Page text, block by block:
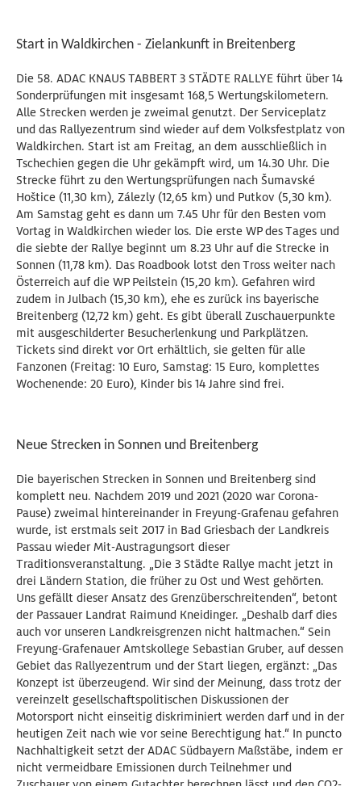
Start in Waldkirchen - Zielankunft in Breitenberg
Die 58. ADAC KNAUS TABBERT 3 STÄDTE RALLYE führt über 14
Sonderprüfungen mit insgesamt 168,5 Wertungskilometern.
Alle Strecken werden je zweimal genutzt. Der Serviceplatz
und das Rallyezentrum sind wieder auf dem Volksfestplatz von
Waldkirchen. Start ist am Freitag, an dem ausschließlich in
Tschechien gegen die Uhr gekämpft wird, um 14.30 Uhr. Die
Strecke führt zu den Wertungsprüfungen nach Šumavské
Hoštice (11,30 km), Zálezly (12,65 km) und Putkov (5,30 km).
Am Samstag geht es dann um 7.45 Uhr für den Besten vom
Vortag in Waldkirchen wieder los. Die erste WP des Tages und
die siebte der Rallye beginnt um 8.23 Uhr auf die Strecke in
Sonnen (11,78 km). Das Roadbook lotst den Tross weiter nach
Österreich auf die WP Peilstein (15,20 km). Gefahren wird
zudem in Julbach (15,30 km), ehe es zurück ins bayerische
Breitenberg (12,72 km) geht. Es gibt überall Zuschauerpunkte
mit ausgeschilderter Besucherlenkung und Parkplätzen.
Tickets sind direkt vor Ort erhältlich, sie gelten für alle
Fanzonen (Freitag: 10 Euro, Samstag: 15 Euro, komplettes
Wochenende: 20 Euro), Kinder bis 14 Jahre sind frei.
Neue Strecken in Sonnen und Breitenberg
Die bayerischen Strecken in Sonnen und Breitenberg sind
komplett neu. Nachdem 2019 und 2021 (2020 war Corona-
Pause) zweimal hintereinander in Freyung-Grafenau gefahren
wurde, ist erstmals seit 2017 in Bad Griesbach der Landkreis
Passau wieder Mit-Austragungsort dieser
Traditionsveranstaltung. „Die 3 Städte Rallye macht jetzt in
drei Ländern Station, die früher zu Ost und West gehörten.
Uns gefällt dieser Ansatz des Grenzüberschreitenden“, betont
der Passauer Landrat Raimund Kneidinger. „Deshalb darf dies
auch vor unseren Landkreisgrenzen nicht haltmachen.“ Sein
Freyung-Grafenauer Amtskollege Sebastian Gruber, auf dessen
Gebiet das Rallyezentrum und der Start liegen, ergänzt: „Das
Konzept ist überzeugend. Wir sind der Meinung, dass trotz der
vereinzelt gesellschaftspolitischen Diskussionen der
Motorsport nicht einseitig diskriminiert werden darf und in der
heutigen Zeit nach wie vor seine Berechtigung hat.“ In puncto
Nachhaltigkeit setzt der ADAC Südbayern Maßstäbe, indem er
nicht vermeidbare Emissionen durch Teilnehmer und